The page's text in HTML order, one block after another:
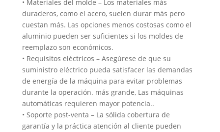
• Materiales del molde – Los materiales más
duraderos, como el acero, suelen durar más pero
cuestan más. Las opciones menos costosas como el
aluminio pueden ser suficientes si los moldes de
reemplazo son económicos.
• Requisitos eléctricos – Asegúrese de que su
suministro eléctrico pueda satisfacer las demandas
de energía de la máquina para evitar problemas
durante la operación. más grande, Las máquinas
automáticas requieren mayor potencia..
• Soporte post-venta – La sólida cobertura de
garantía y la práctica atención al cliente pueden